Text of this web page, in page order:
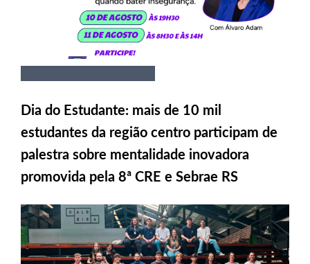
Dia do Estudante: mais de 10 mil
estudantes da região centro participam de
palestra sobre mentalidade inovadora
promovida pela 8ª CRE e Sebrae RS